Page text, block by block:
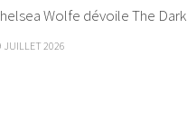
Wolfe dévoile The Dark
JUILLET 2026